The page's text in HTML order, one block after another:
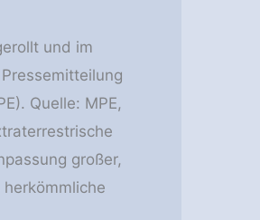
und im
Quelle: MPE,
großer,